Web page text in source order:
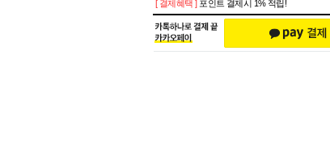
[ 결제혜택 ] 포인트 결제시 1% 적립!